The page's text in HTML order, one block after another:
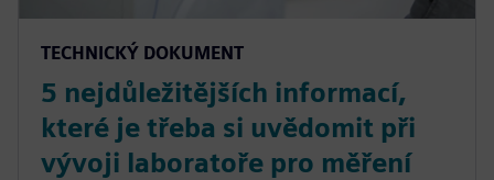
TECHNICKÝ DOKUMENT
5 nejdůležitějších informací,
které je třeba si uvědomit při
vývoji laboratoře pro měření